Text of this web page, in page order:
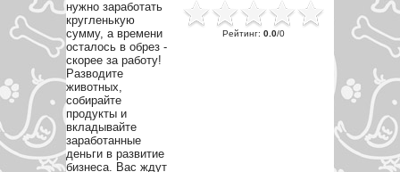
нужно заработать
кругленькую
сумму, а времени
осталось в обрез -
скорее за работу!
Разводите
животных,
собирайте
продукты и
вкладывайте
заработанные
деньги в развитие
бизнеса. Вас ждут
Рейтинг: 0.0/0